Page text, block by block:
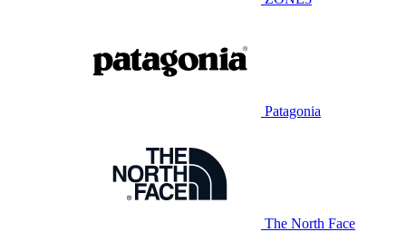
Patagonia
The North Face